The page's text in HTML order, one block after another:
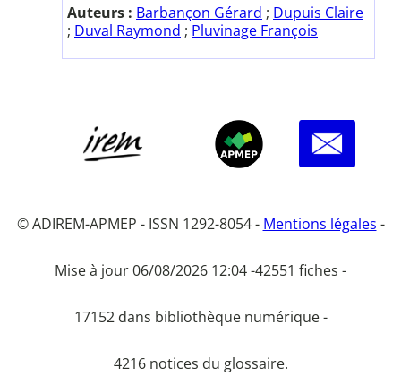
Auteurs : Barbançon Gérard ; Dupuis Claire
; Duval Raymond ; Pluvinage François
© ADIREM-APMEP - ISSN 1292-8054 - Mentions légales -
Mise à jour 06/08/2026 12:04 -42551 fiches -
17152 dans bibliothèque numérique -
4216 notices du glossaire.